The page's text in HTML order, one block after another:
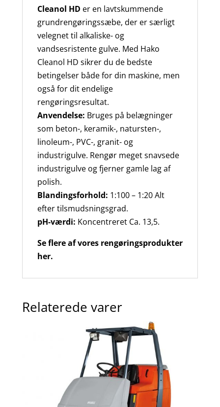
Cleanol HD er en lavtskummende
grundrengøringssæbe, der er særligt
velegnet til alkaliske- og
vandsesristente gulve. Med Hako
Cleanol HD sikrer du de bedste
betingelser både for din maskine, men
også for dit endelige
rengøringsresultat.
Anvendelse: Bruges på belægninger
som beton-, keramik-, natursten-,
linoleum-, PVC-, granit- og
industrigulve. Rengør meget snavsede
industrigulve og fjerner gamle lag af
polish.
Blandingsforhold: 1:100 – 1:20 Alt
efter tilsmudsningsgrad.
pH-værdi: Koncentreret Ca. 13,5.
Se flere af vores rengøringsprodukter
her.
Relaterede varer